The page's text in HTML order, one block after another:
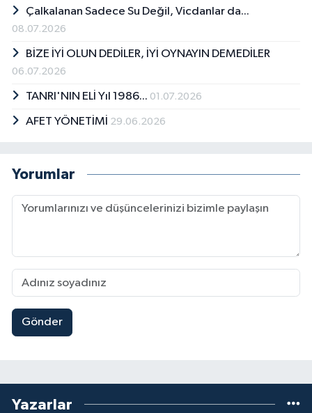
Çalkalanan Sadece Su Değil, Vicdanlar da...
08.07.2026
BİZE İYİ OLUN DEDİLER, İYİ OYNAYIN DEMEDİLER
06.07.2026
TANRI'NIN ELİ Yıl 1986... 01.07.2026
AFET YÖNETİMİ 29.06.2026
Yorumlar
Gönder
Yazarlar